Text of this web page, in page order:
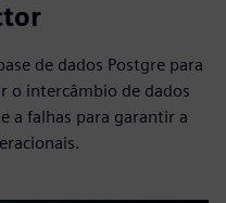
de dados Postgre para
o intercâmbio de dados
a falhas para garantir a